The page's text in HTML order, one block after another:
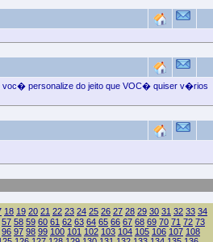
personalize do jeito que VOC� quiser v�rios
18 19 20 21 22 23 24 25 26 27 28 29 30 31 32 33 34
57 58 59 60 61 62 63 64 65 66 67 68 69 70 71 72 73
96 97 98 99 100 101 102 103 104 105 106 107 108